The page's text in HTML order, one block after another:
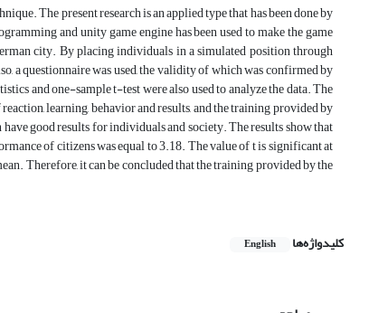
The present research is an applied type that has been done by
and unity game engine has been used to make the game
city. By placing individuals in a simulated position through
a questionnaire was used, the validity of which was confirmed by
and one-sample t-test were also used to analyze the data. The
learning, behavior and results, and the training provided by
good results for individuals and society. The results show that
of citizens was equal to 3.18. The value of t is significant at
Therefore, it can be concluded that the training provided by the
کلیدواژه‌ها English